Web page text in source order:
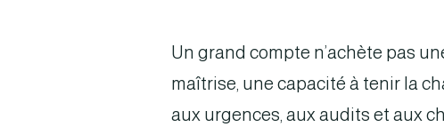
Un grand compte n’achète pas
maîtrise, une capacité à tenir la
aux urgences, aux audits et aux